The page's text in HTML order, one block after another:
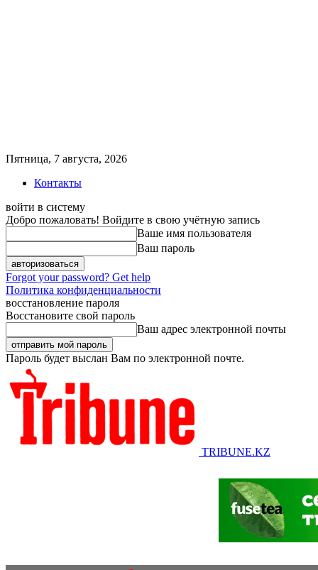
Пятница, 7 августа, 2026
Контакты
войти в систему
Добро пожаловать! Войдите в свою учётную запись
Ваше имя пользователя
Ваш пароль
Forgot your password? Get help
Политика конфиденциальности
восстановление пароля
Восстановите свой пароль
Ваш адрес электронной почты
Пароль будет выслан Вам по электронной почте.
TRIBUNE.KZ